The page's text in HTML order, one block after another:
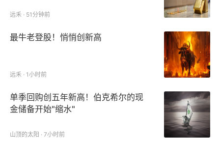
远禾 · 51分钟前
最牛老登股！悄悄创新高
远禾 · 1小时前
单季回购创五年新高！伯克希尔的现
金储备开始"缩水"
山顶的太阳 · 7小时前